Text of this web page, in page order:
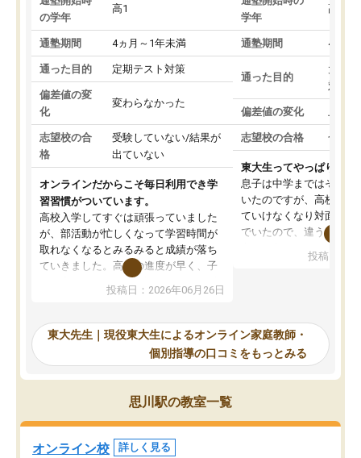
の学年
高1
通塾期間 4ヵ月～1年未満
通った目的 定期テスト対策
偏差値の変
化
変わらなかった
志望校の合
格
受験していない/結果が
出ていない
オンラインだからこそ毎日利用でき学
習習慣がついています。
高校入学してすぐは頑張っていました
が、部活動が忙しくなって学習時間が
取れなくなるとみるみると成績が落ち
ていきました。高校の進度が早く、子
供も家に帰って勉強の話すると嫌な反
応を示します。東大先生にお願いして
れるので、親としても安心です。毎日
使える自習室とかもあり、わからない
ところがあれば先生が回答してくれる
のも重宝しています。
投稿日：2026年06月26日
学年
高3
通塾期間 4ヵ月
通った目的
大学
対策
偏差値の変化
志望校の合格 合格
東大生ってやっぱりすご
息子は中学まではそこそ
いたのですが、高校に入
ていけなくなり対面の塾
でいたので、違うアプロ
で、当初は模試でD判定
自習室が毎日使えていつ
るのが心強かったよう
謝です。
投稿日：
東大先生｜現役東大生によるオンライン家庭教師・
個別指導の口コミをもっとみる
思川駅の教室一覧
オンライン校 詳しく見る